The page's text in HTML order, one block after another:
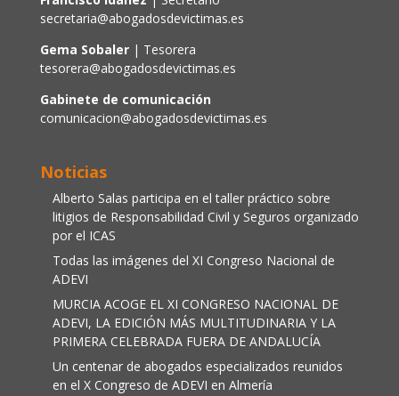
secretaria@abogadosdevictimas.es
Gema Sobaler| Tesorera
tesorera@abogadosdevictimas.es
Gabinete de comunicación
comunicacion@abogadosdevictimas.es
Noticias
Alberto Salas participa en el taller práctico sobre
litigios de Responsabilidad Civil y Seguros organizado
por el ICAS
Todas las imágenes del XI Congreso Nacional de
ADEVI
MURCIA ACOGE EL XI CONGRESO NACIONAL DE
ADEVI, LA EDICIÓN MÁS MULTITUDINARIA Y LA
PRIMERA CELEBRADA FUERA DE ANDALUCÍA
Un centenar de abogados especializados reunidos
en el X Congreso de ADEVI en Almería